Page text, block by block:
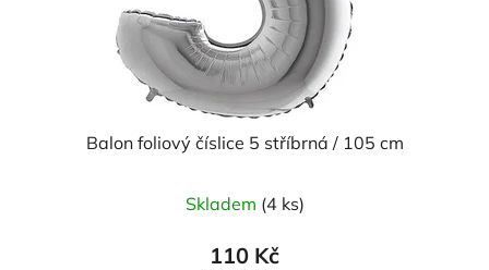
Balon foliový číslice 5 stříbrná / 105 cm
Skladem (4 ks)
110 Kč